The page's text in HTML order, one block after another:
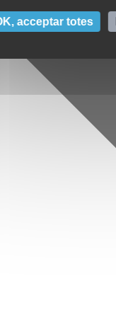
acceptar totes